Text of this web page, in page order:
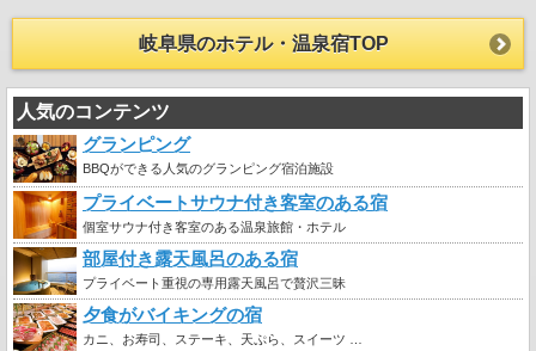
岐阜県のホテル・温泉宿TOP
人気のコンテンツ
グランピング
BBQができる人気のグランピング宿泊施設
プライベートサウナ付き客室のある宿
個室サウナ付き客室のある温泉旅館・ホテル
部屋付き露天風呂のある宿
プライベート重視の専用露天風呂で贅沢三昧
夕食がバイキングの宿
カニ、お寿司、ステーキ、天ぷら、スイーツ …